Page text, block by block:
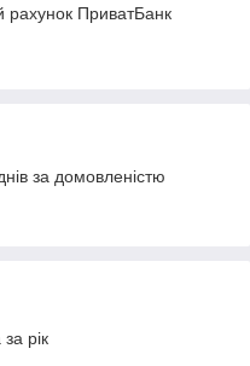
рахунок ПриватБанк
за домовленістю
рік